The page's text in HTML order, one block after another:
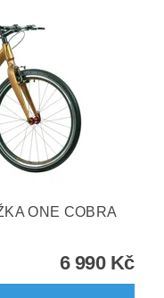
ONE COBRA
6 990 Kč